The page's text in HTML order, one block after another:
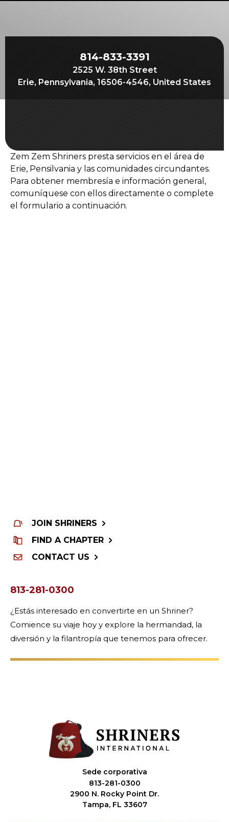
Experimenta la Hermandad
Tu impacto
Educación
Programas SIEF
Contáctenos
814-833-3391
2525 W. 38th Street
Erie, Pennsylvania, 16506-4546, United States
Zem Zem Shriners presta servicios en el área de
Erie, Pensilvania y las comunidades circundantes.
Para obtener membresía e información general,
comuníquese con ellos directamente o complete
el formulario a continuación.
JOIN SHRINERS
FIND A CHAPTER
CONTACT US
813-281-0300
¿Estás interesado en convertirte en un Shriner?
Comience su viaje hoy y explore la hermandad, la
diversión y la filantropía que tenemos para ofrecer.
Sede corporativa
813-281-0300
2900 N. Rocky Point Dr.
Tampa, FL 33607